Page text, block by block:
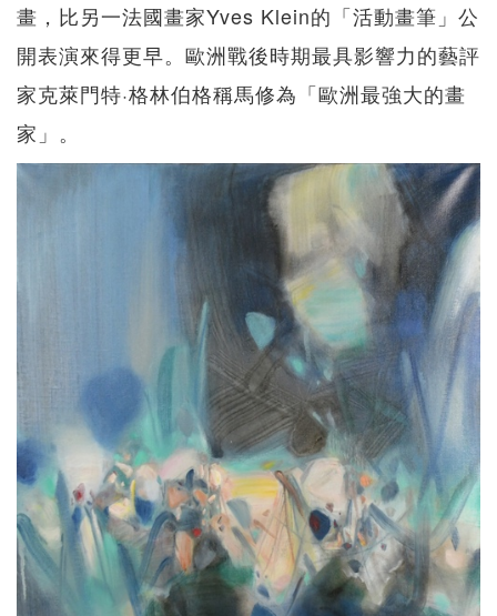
畫，比另一法國畫家Yves Klein的「活動畫筆」公
開表演來得更早。歐洲戰後時期最具影響力的藝評
家克萊門特·格林伯格稱馬修為「歐洲最強大的畫
家」。